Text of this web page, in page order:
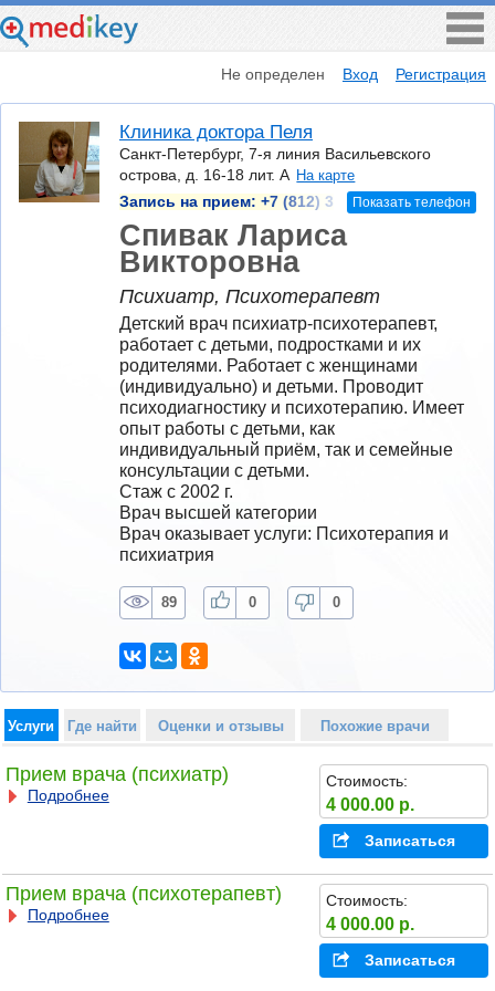
Не определен Вход Регистрация
Клиника доктора Пеля
Санкт-Петербург, 7-я линия Васильевского
острова, д. 16-18 лит. А На карте
Запись на прием: +7 (812) 3 Показать телефон
Спивак Лариса
Викторовна
Психиатр, Психотерапевт
Детский врач психиатр-психотерапевт,
работает с детьми, подростками и их
родителями. Работает с женщинами
(индивидуально) и детьми. Проводит
психодиагностику и психотерапию. Имеет
опыт работы с детьми, как
индивидуальный приём, так и семейные
консультации с детьми.
Стаж с 2002 г.
Врач высшей категории
Врач оказывает услуги: Психотерапия и
психиатрия
89 0 0
Услуги Где найти Оценки и отзывы Похожие врачи
Прием врача (психиатр)
Подробнее
Стоимость:
4 000.00 р.
Записаться
Прием врача (психотерапевт)
Подробнее
Стоимость:
4 000.00 р.
Записаться